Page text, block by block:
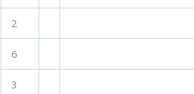
2
6
3